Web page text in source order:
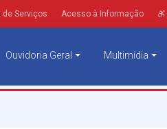
de Serviços Acesso à Informação
Ouvidoria Geral Multimídia